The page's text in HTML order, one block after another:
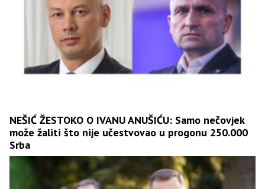
NEŠIĆ ŽESTOKO O IVANU ANUŠIĆU: Samo nečovjek
može žaliti što nije učestvovao u progonu 250.000
Srba